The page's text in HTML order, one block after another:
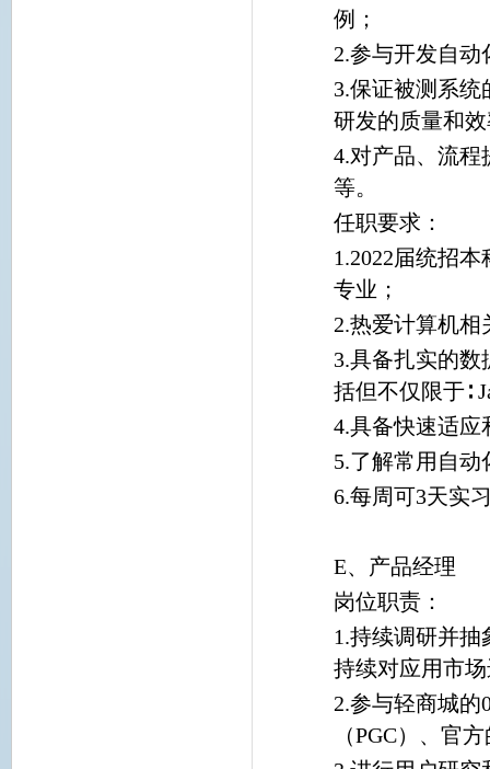
例；
2.参与开发自
3.保证被测系
研发的质量和
4.对产品、流
等。
任职要求：
1.2022届统招
专业；
2.热爱计算机
3.具备扎实的
括但不仅限于∶
4.具备快速适
5.了解常用自
6.每周可3天实
E、产品经理
岗位职责：
1.持续调研并
持续对应用市
2.参与轻商城的
（PGC）、官